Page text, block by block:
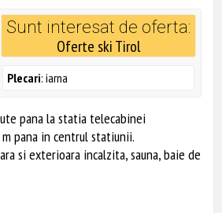
Sunt interesat de oferta:
Oferte ski Tirol
Plecari: iarna
pana la statia telecabinei
pana in centrul statiunii.
si exterioara incalzita, sauna, baie de